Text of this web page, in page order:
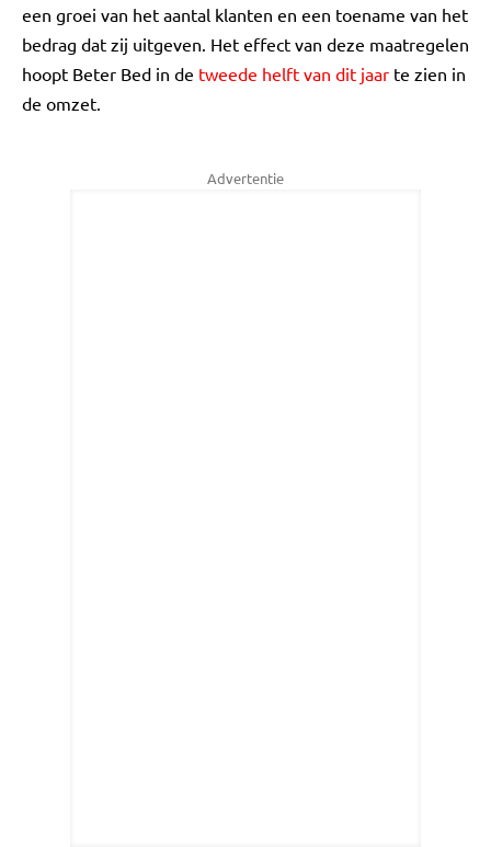
een groei van het aantal klanten en een toename van het
bedrag dat zij uitgeven. Het effect van deze maatregelen
hoopt Beter Bed in de tweede helft van dit jaar te zien in
de omzet.
Advertentie